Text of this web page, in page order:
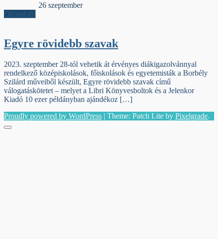
26 szeptember
Olvasd el!
Egyre rövidebb szavak
2023. szeptember 28-tól vehetik át érvényes diákigazolvánnyal
rendelkező középiskolások, főiskolások és egyetemisták a Borbély
Szilárd műveiből készült, Egyre rövidebb szavak című
válogatáskötetet – melyet a Libri Könyvesboltok és a Jelenkor
Kiadó 10 ezer példányban ajándékoz […]
Proudly powered by WordPress | Theme: Patch Lite by Pixelgrade.
Menu